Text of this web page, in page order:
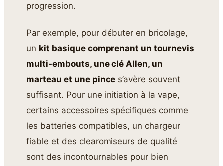
progression.
Par exemple, pour débuter en bricolage,
un kit basique comprenant un tournevis
multi-embouts, une clé Allen, un
marteau et une pince s’avère souvent
suffisant. Pour une initiation à la vape,
certains accessoires spécifiques comme
les batteries compatibles, un chargeur
fiable et des clearomiseurs de qualité
sont des incontournables pour bien